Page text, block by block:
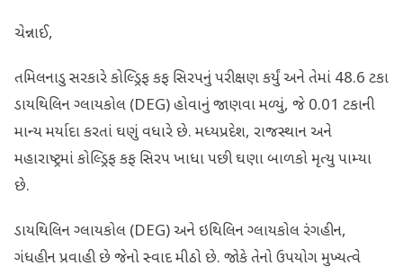
ચેન્નાઈ,
તમિલનાડુ સરકારે કોલ્ડ્રિફ કફ સિરપનું પરીક્ષણ કર્યું અને તેમાં 48.6 ટકા
ડાયથિલિન ગ્લાયકોલ (DEG) હોવાનું જાણવા મળ્યું, જે 0.01 ટકાની
માન્ય મર્યાદા કરતાં ઘણું વધારે છે. મધ્યપ્રદેશ, રાજસ્થાન અને
મહારાષ્ટ્રમાં કોલ્ડ્રિફ કફ સિરપ ખાધા પછી ઘણા બાળકો મૃત્યુ પામ્યા
છે.
ડાયથિલિન ગ્લાયકોલ (DEG) અને ઇથિલિન ગ્લાયકોલ રંગહીન,
ગંધહીન પ્રવાહી છે જેનો સ્વાદ મીઠો છે. જોકે તેનો ઉપયોગ મુખ્યત્વે